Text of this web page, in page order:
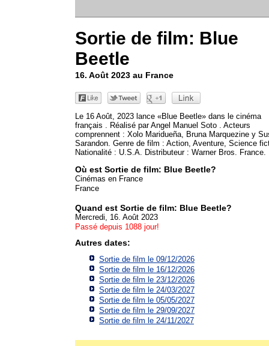
Sortie de film: Blue
Beetle
16. Août 2023 au France
Le 16 Août, 2023 lance «Blue Beetle» dans le cinéma
français . Réalisé par Angel Manuel Soto . Acteurs
comprennent : Xolo Maridueña, Bruna Marquezine y
Sarandon. Genre de film : Action, Aventure, Science
Nationalité : U.S.A. Distributeur : Warner Bros. France.
Où est Sortie de film: Blue Beetle?
Cinémas en France
France
Quand est Sortie de film: Blue Beetle?
Mercredi, 16. Août 2023
Passé depuis 1088 jour!
Autres dates:
Sortie de film le 09/12/2026
Sortie de film le 16/12/2026
Sortie de film le 23/12/2026
Sortie de film le 24/03/2027
Sortie de film le 05/05/2027
Sortie de film le 29/09/2027
Sortie de film le 24/11/2027